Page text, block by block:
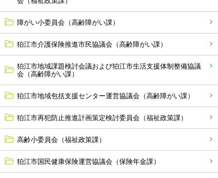
障がい小委員会（高齢障がい課）
狛江市介護保険推進市民協議会（高齢障がい課）
狛江市地域課題検討会議および狛江市生活支援体制整備協議
会（高齢障がい課）
狛江市地域包括支援センター運営協議会（高齢障がい課）
狛江市再犯防止推進計画策定検討委員会（福祉政策課）
高齢小委員会（福祉政策課）
狛江市国民健康保険運営協議会（保険年金課）